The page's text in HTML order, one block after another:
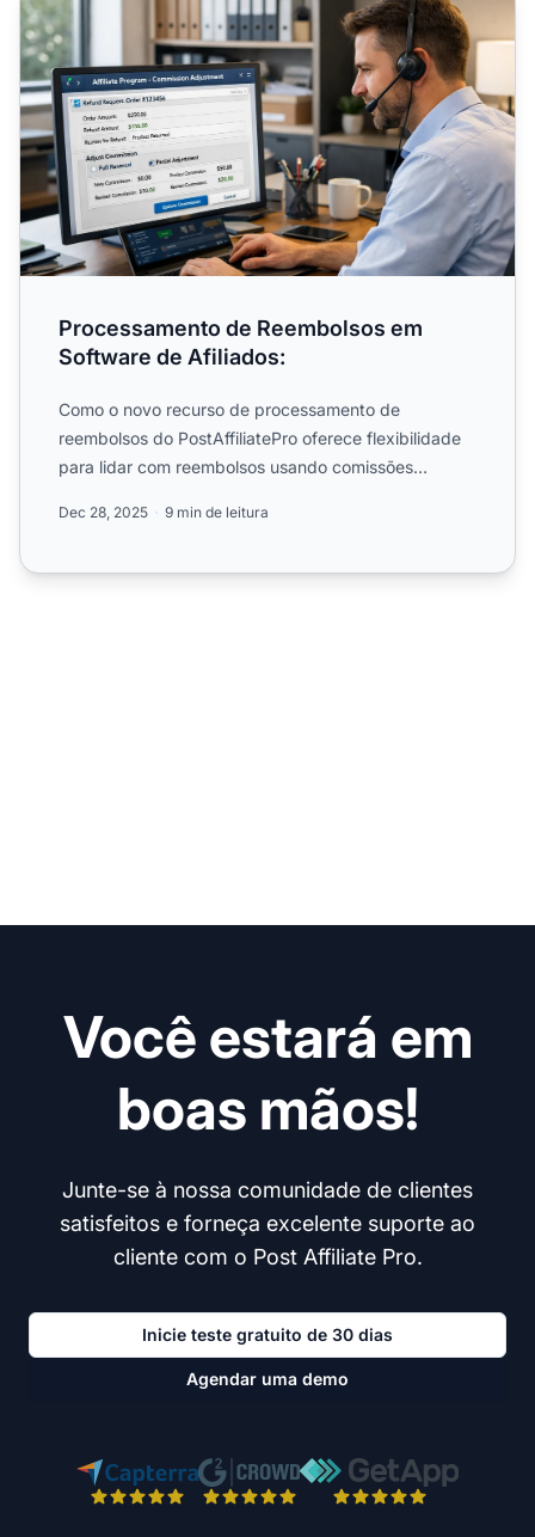
Processamento de Reembolsos em
Software de Afiliados:
Como o novo recurso de processamento de
reembolsos do PostAffiliatePro oferece flexibilidade
para lidar com reembolsos usando comissões
Dec 28, 2025 9 min de leitura
Você estará em
boas mãos!
Junte-se à nossa comunidade de clientes
satisfeitos e forneça excelente suporte ao
cliente com o Post Affiliate Pro.
Inicie teste gratuito de 30 dias
Agendar uma demo